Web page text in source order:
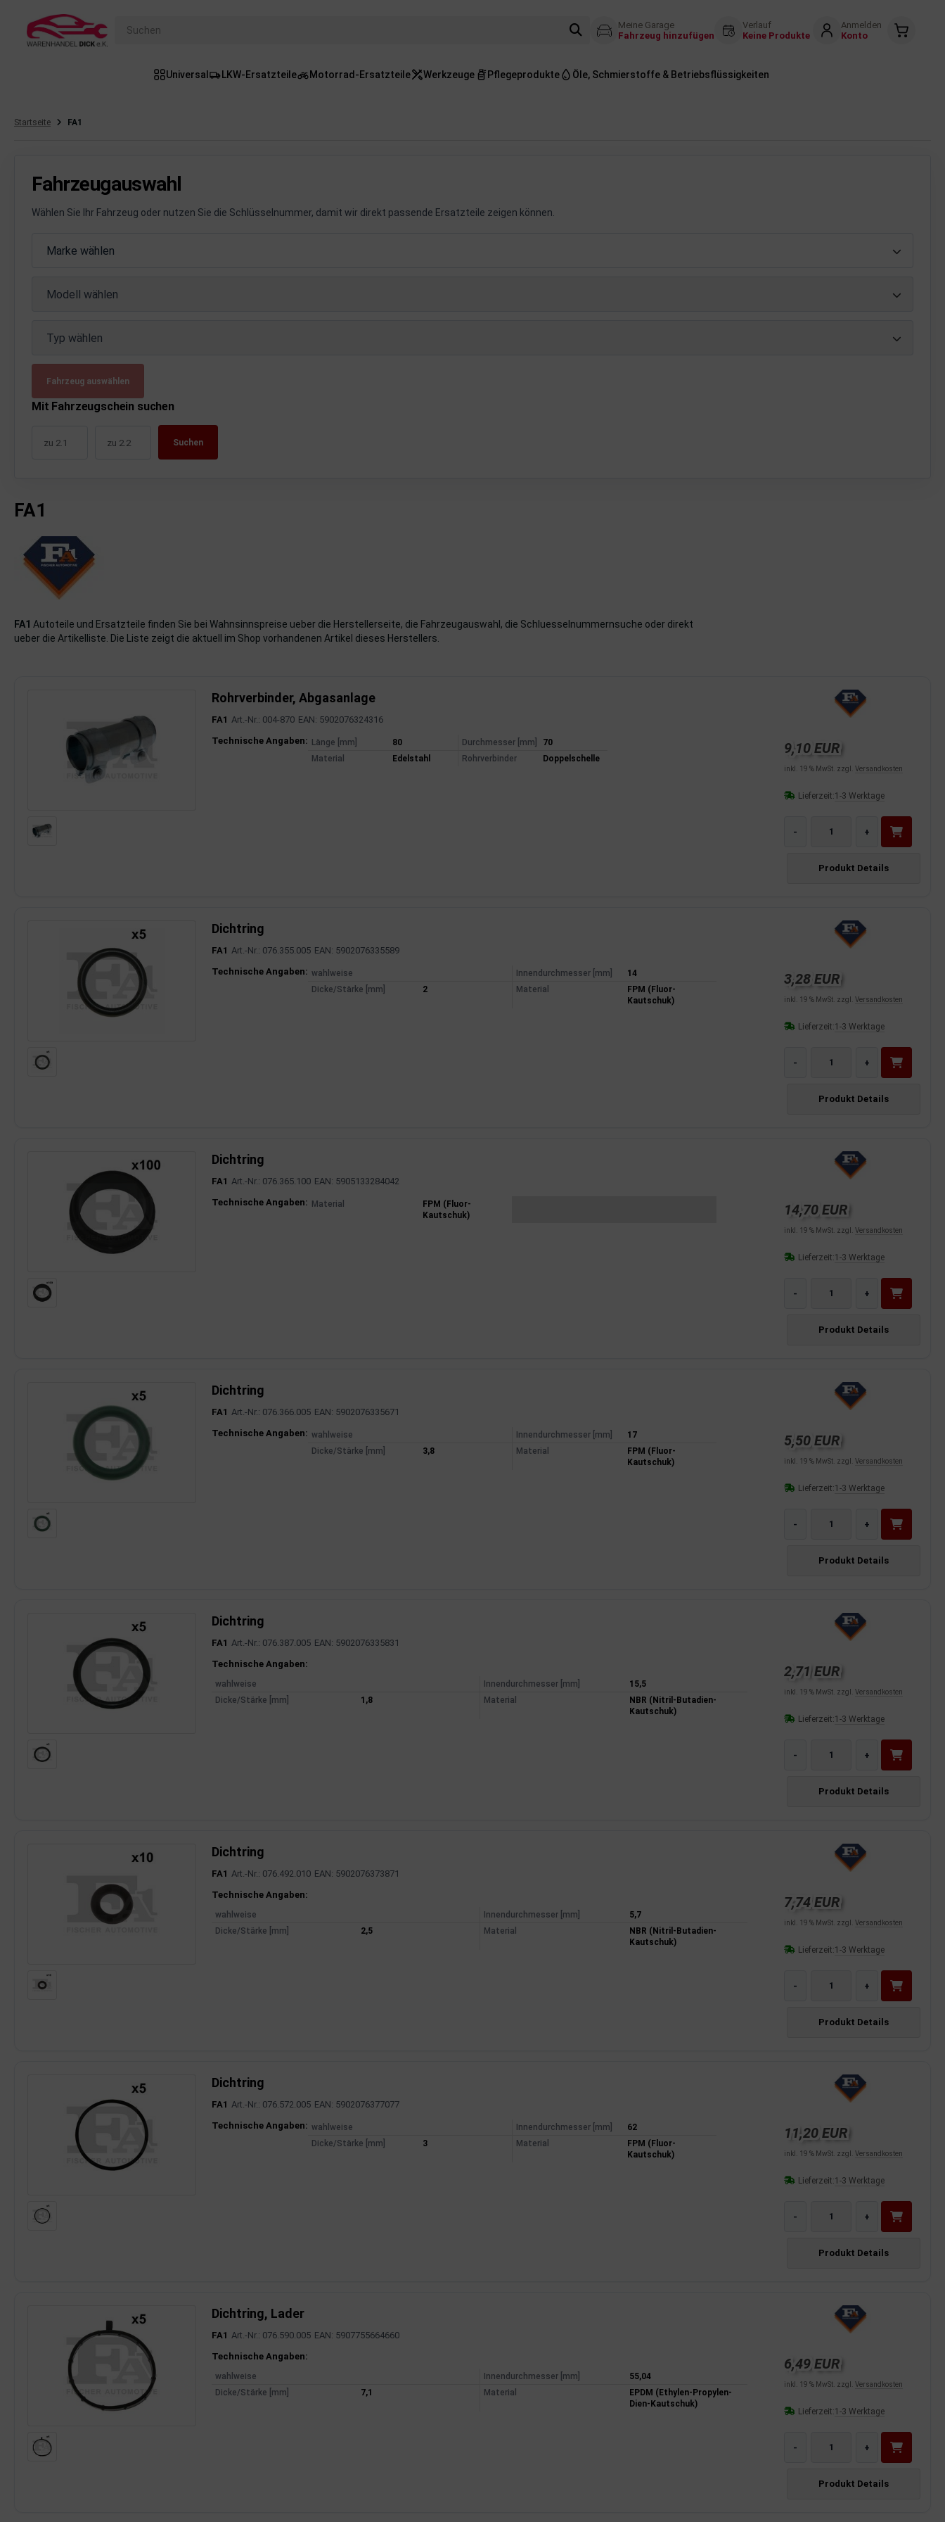
Suchen
Meine Garage
Fahrzeug hinzufügen
Verlauf
Keine Produkte
Anmelden
Konto
Universal LKW-Ersatzteile Motorrad-Ersatzteile Werkzeuge Pflegeprodukte Öle, Schmierstoffe & Betriebsflüssigkeiten
Startseite FA1
Fahrzeugauswahl
Wählen Sie Ihr Fahrzeug oder nutzen Sie die Schlüsselnummer, damit wir direkt passende Ersatzteile zeigen können.
Marke wählen
Modell wählen
Typ wählen
Fahrzeug auswählen
Mit Fahrzeugschein suchen
Suchen
FA1
FA1 Autoteile und Ersatzteile finden Sie bei Wahnsinnspreise ueber die Herstellerseite, die Fahrzeugauswahl, die Schluesselnummernsuche oder direkt
ueber die Artikelliste. Die Liste zeigt die aktuell im Shop vorhandenen Artikel dieses Herstellers.
Rohrverbinder, Abgasanlage
FA1 Art.-Nr.: 004-870 EAN: 5902076324316
Produktinformationen
Technische Angaben: Länge [mm] 80 Durchmesser [mm]
70
Material
Edelstahl Rohrverbinder Doppelschelle
9,10 EUR
inkl. 19 % MwSt. zzgl. Versandkosten
Lieferzeit:1-3 Werktage
- +
Produkt Details
Dichtring
FA1 Art.-Nr.: 076.355.005 EAN: 5902076335589
Produktinformationen
Technische Angaben: wahlweise Innendurchmesser [mm]
14
Dicke/Stärke [mm]
2 Material
FPM (Fluor-
Kautschuk)
3,28 EUR
inkl. 19 % MwSt. zzgl. Versandkosten
Lieferzeit:1-3 Werktage
- +
Produkt Details
Dichtring
FA1 Art.-Nr.: 076.365.100 EAN: 5905133284042
Produktinformationen
Technische Angaben: Material
FPM (Fluor-
Kautschuk)
14,70 EUR
inkl. 19 % MwSt. zzgl. Versandkosten
Lieferzeit:1-3 Werktage
- +
Produkt Details
Dichtring
FA1 Art.-Nr.: 076.366.005 EAN: 5902076335671
Produktinformationen
Technische Angaben: wahlweise Innendurchmesser [mm]
17
Dicke/Stärke [mm]
3,8 Material
FPM (Fluor-
Kautschuk)
5,50 EUR
inkl. 19 % MwSt. zzgl. Versandkosten
Lieferzeit:1-3 Werktage
- +
Produkt Details
Dichtring
FA1 Art.-Nr.: 076.387.005 EAN: 5902076335831
Produktinformationen
Technische Angaben:
wahlweise Innendurchmesser [mm]
15,5
Dicke/Stärke [mm]
1,8 Material
NBR (Nitril-Butadien-
Kautschuk)
2,71 EUR
inkl. 19 % MwSt. zzgl. Versandkosten
Lieferzeit:1-3 Werktage
- +
Produkt Details
Dichtring
FA1 Art.-Nr.: 076.492.010 EAN: 5902076373871
Produktinformationen
Technische Angaben:
wahlweise Innendurchmesser [mm]
5,7
Dicke/Stärke [mm]
2,5 Material
NBR (Nitril-Butadien-
Kautschuk)
7,74 EUR
inkl. 19 % MwSt. zzgl. Versandkosten
Lieferzeit:1-3 Werktage
- +
Produkt Details
Dichtring
FA1 Art.-Nr.: 076.572.005 EAN: 5902076377077
Produktinformationen
Technische Angaben: wahlweise Innendurchmesser [mm]
62
Dicke/Stärke [mm]
3 Material
FPM (Fluor-
Kautschuk)
11,20 EUR
inkl. 19 % MwSt. zzgl. Versandkosten
Lieferzeit:1-3 Werktage
- +
Produkt Details
Dichtring, Lader
FA1 Art.-Nr.: 076.590.005 EAN: 5907755664660
Produktinformationen
Technische Angaben:
wahlweise Innendurchmesser [mm]
55,04
Dicke/Stärke [mm]
7,1 Material
EPDM (Ethylen-Propylen-
Dien-Kautschuk)
6,49 EUR
inkl. 19 % MwSt. zzgl. Versandkosten
Lieferzeit:1-3 Werktage
- +
Produkt Details
Anbauteile
Produkte
Aufbauten
Kommunikationssysteme